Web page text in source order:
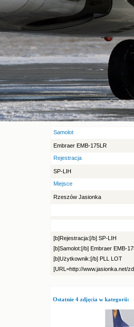
Samolot
Embraer EMB-175LR
Rejestracja
SP-LIH
Miejsce
Rzeszów Jasionka
[b]Rejestracja:[/b] SP-LIH
[b]Samolot:[/b] Embraer EMB-
[b]Użytkownik:[/b] PLL LOT
[URL=http://www.jasionka.net/
Ostatnie 4 zdjęcia w kategorii: